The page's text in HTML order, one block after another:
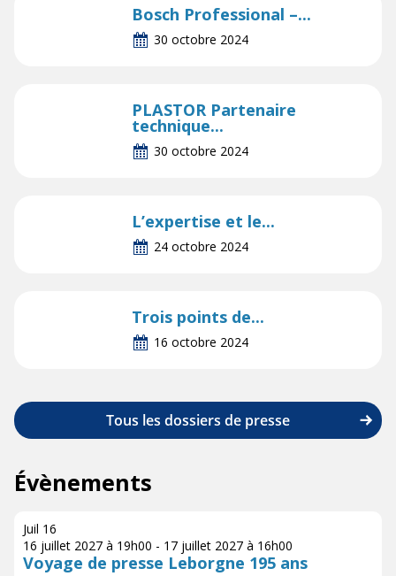
Bosch Professional –...
30 octobre 2024
PLASTOR Partenaire
technique...
30 octobre 2024
L’expertise et le...
24 octobre 2024
Trois points de...
16 octobre 2024
Tous les dossiers de presse
Évènements
Juil 16
16 juillet 2027 à 19h00 - 17 juillet 2027 à 16h00
Voyage de presse Leborgne 195 ans